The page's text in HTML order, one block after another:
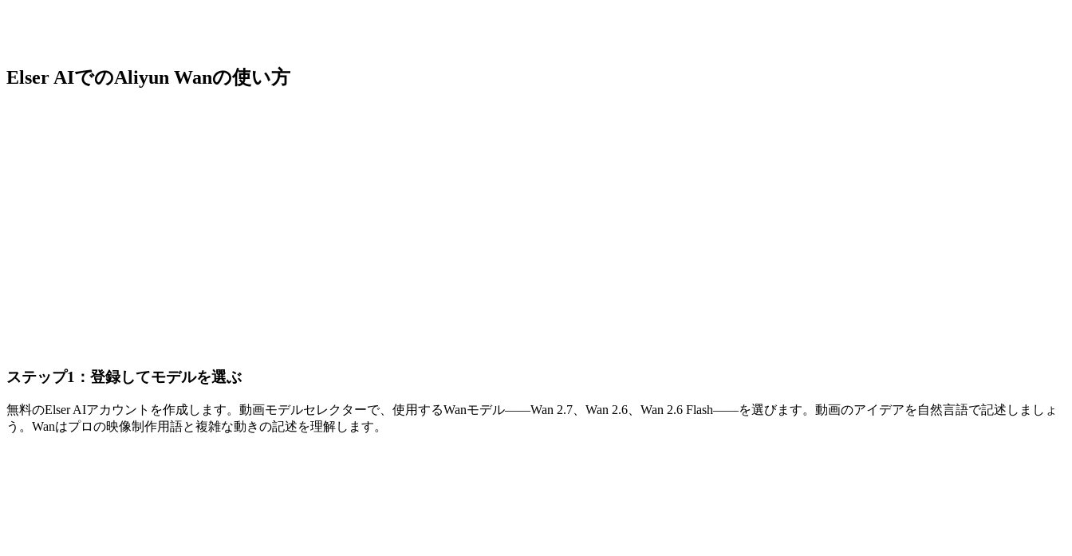
Elser AIでのAliyun Wanの使い方
ステップ1：登録してモデルを選ぶ
無料のElser AIアカウントを作成します。動画モデルセレクターで、使用するWanモデル——Wan 2.7、Wan 2.6、Wan 2.6 Flash——を選びます。動画のアイデアを自然言語で記述しましょ
う。Wanはプロの映像制作用語と複雑な動きの記述を理解します。